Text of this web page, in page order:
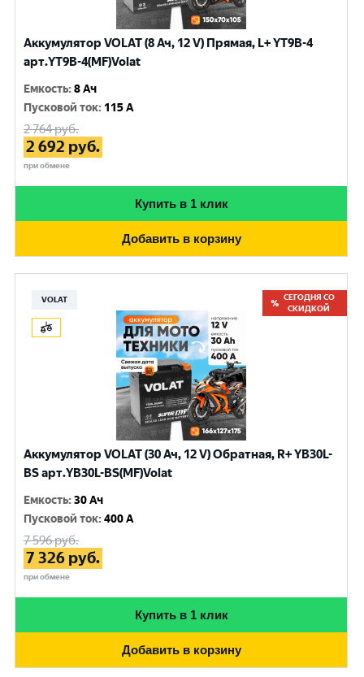
Аккумулятор VOLAT (8 Ач, 12 V) Прямая, L+ YT9B-4
арт.YT9B-4(MF)Volat
Емкость:8 Ач
Пусковой ток: 115 A
2 764руб.
2 692 руб.
при обмене
Купить в 1 клик
Добавить в корзину
VOLAT
СЕГОДНЯ СО
СКИДКОЙ
Аккумулятор VOLAT (30 Ач, 12 V) Обратная, R+ YB30L-
BS арт.YB30L-BS(MF)Volat
Емкость:30 Ач
Пусковой ток:400 A
7 596руб.
7 326 руб.
при обмене
Купить в 1 клик
Добавить в корзину